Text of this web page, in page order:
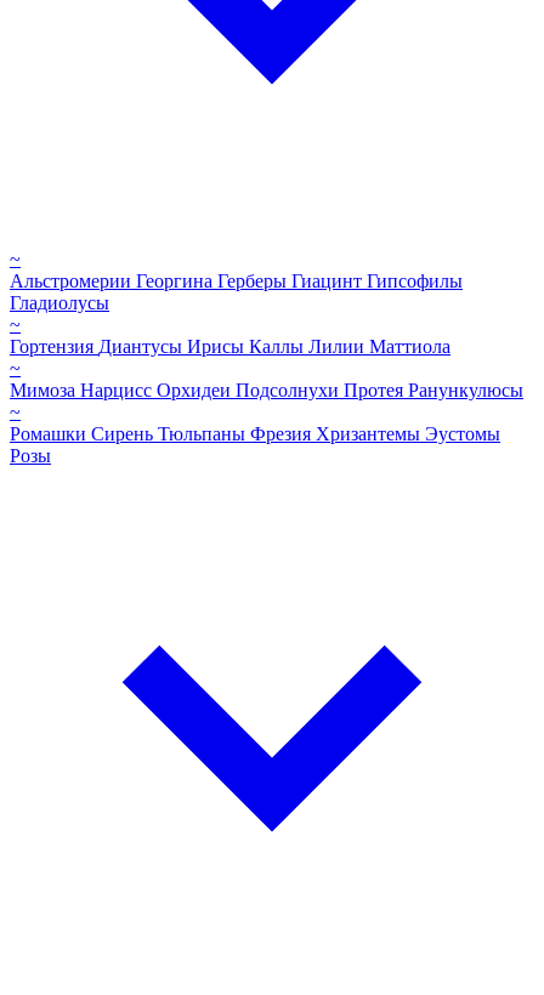
~
Альстромерии Георгина Герберы Гиацинт Гипсофилы
Гладиолусы
~
Гортензия Диантусы Ирисы Каллы Лилии Маттиола
~
Мимоза Нарцисс Орхидеи Подсолнухи Протея Ранункулюсы
~
Ромашки Сирень Тюльпаны Фрезия Хризантемы Эустомы
Розы